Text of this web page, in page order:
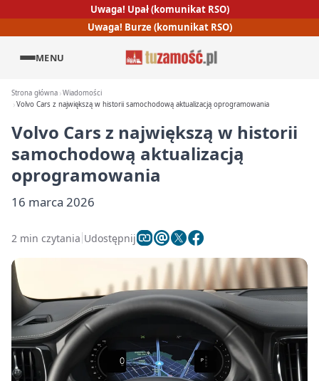
Uwaga! Upał (komunikat RSO)
Uwaga! Burze (komunikat RSO)
MENU
Strona główna Wiadomości
Volvo Cars z największą w historii samochodową aktualizacją oprogramowania
Volvo Cars z największą w historii
samochodową aktualizacją
oprogramowania
16 marca 2026
2 min czytania Udostępnij